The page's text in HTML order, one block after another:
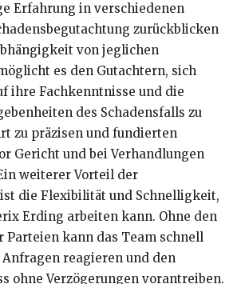
Erfahrung in verschiedenen
zurückblicken
von jeglichen
es den Gutachtern, sich
ihre Fachkenntnisse und die
des Schadensfalls zu
zu präzisen und fundierten
Gericht und bei Verhandlungen
weiterer Vorteil der
die Flexibilität und Schnelligkeit,
Erding arbeiten kann. Ohne den
Parteien kann das Team schnell
reagieren und den
ohne Verzögerungen vorantreiben.